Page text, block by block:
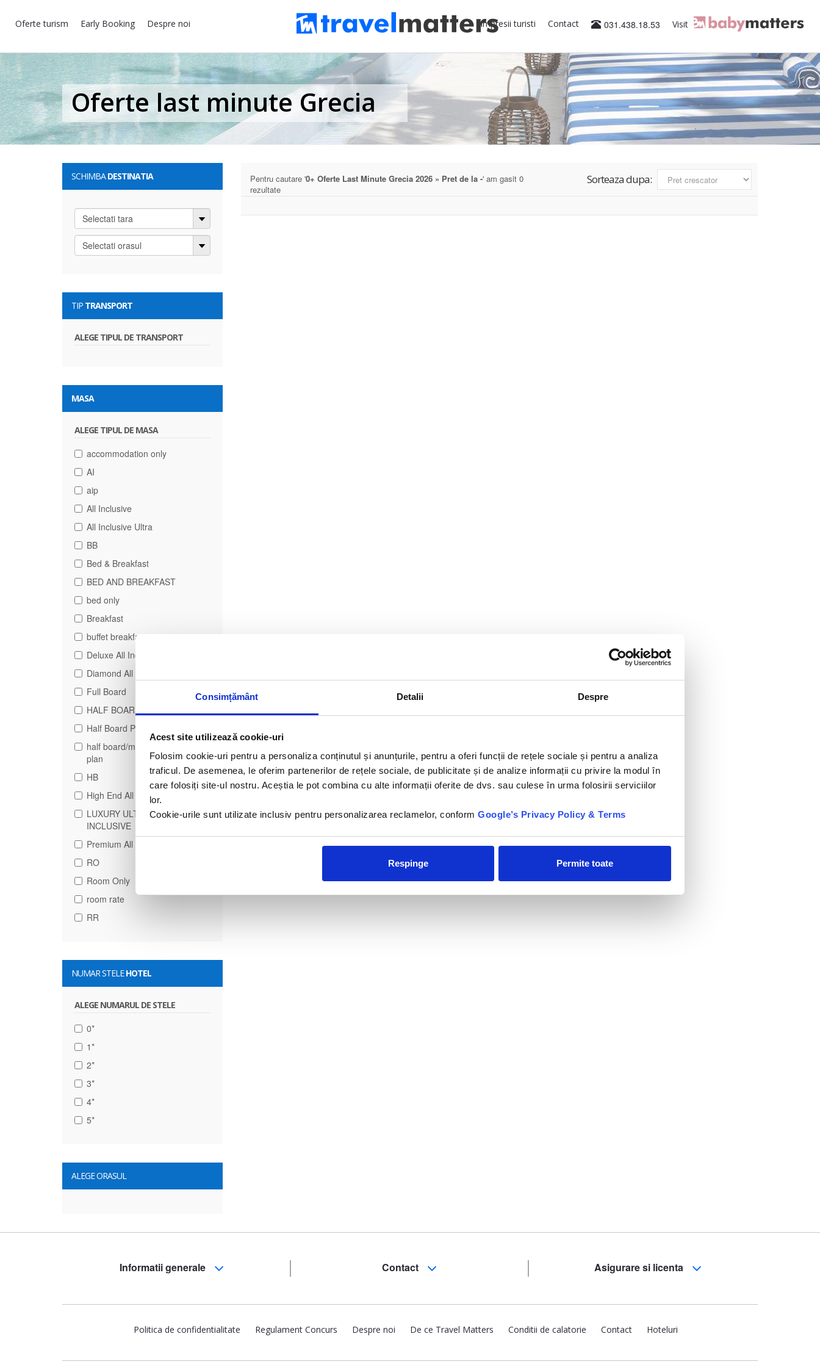
Consimțământ Detalii Despre
Acest site utilizează cookie-uri
Folosim cookie-uri pentru a personaliza conținutul și anunțurile, pentru a oferi funcții de rețele sociale și pentru a analiza
traficul. De asemenea, le oferim partenerilor de rețele sociale, de publicitate și de analize informații cu privire la modul în
care folosiți site-ul nostru. Aceștia le pot combina cu alte informații oferite de dvs. sau culese în urma folosirii serviciilor
lor.
Cookie-urile sunt utilizate inclusiv pentru personalizarea reclamelor, conform Google’s Privacy Policy & Terms
Respinge Permite toate
Oferte turism Early Booking Despre noi Impresii turisti Contact 031.438.18.53 Visit
Oferte last minute Grecia
SCHIMBADESTINATIA
TIP TRANSPORT
ALEGE TIPUL DE TRANSPORT
MASA
ALEGE TIPUL DE MASA
accommodation only
AI
aip
All Inclusive
All Inclusive Ultra
BB
Bed & Breakfast
BED AND BREAKFAST
bed only
Breakfast
buffet breakfast
Deluxe All Inclusive
Diamond All Inclusive
Full Board
HALF BOARD
Half Board Plus
half board/modified american
plan
HB
High End All Inclusive
LUXURY ULTRA ALL
INCLUSIVE
Premium All Inclusive
RO
Room Only
room rate
RR
NUMAR STELEHOTEL
ALEGE NUMARUL DE STELE
0*
1*
2*
3*
4*
5*
ALEGE ORASUL
Pentru cautare '0+ Oferte Last Minute Grecia 2026 » Pret de la -' am gasit 0
rezultate
Sorteaza dupa:
Informatii generale Contact Asigurare si licenta
Politica de confidentialitate Regulament Concurs Despre noi De ce Travel Matters Conditii de calatorie Contact Hoteluri